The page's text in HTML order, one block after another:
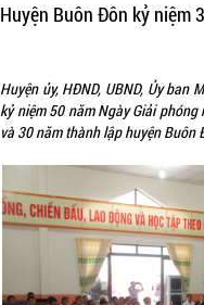
Huyện Buôn Đôn kỷ niệm
Huyện ủy, HĐND, UBND, Ủy ban
kỷ niệm 50 năm Ngày Giải
và 30 năm thành lập huyện